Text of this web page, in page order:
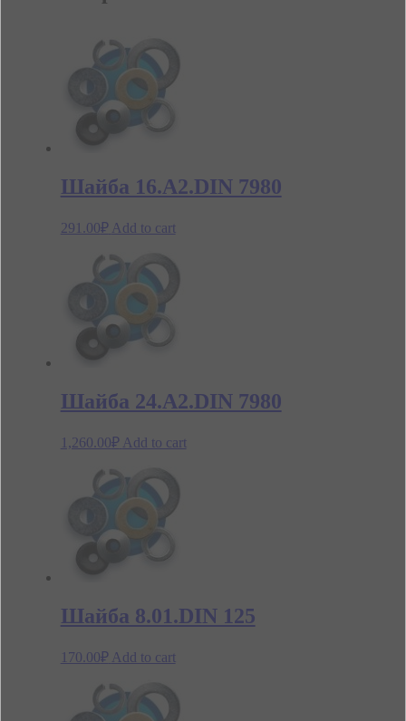
Шайба 16.А2.DIN 7980
291.00₽ Add to cart
Шайба 24.А2.DIN 7980
1,260.00₽ Add to cart
Шайба 8.01.DIN 125
170.00₽ Add to cart